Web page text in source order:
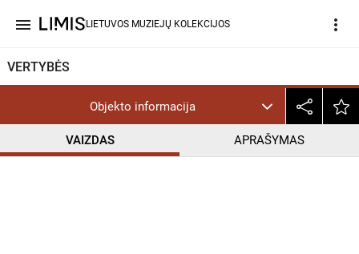
menu LIETUVOS MUZIEJŲ KOLEKCIJOS more_vert
VERTYBĖS
Objekto informacija
VAIZDAS APRAŠYMAS
help_outline